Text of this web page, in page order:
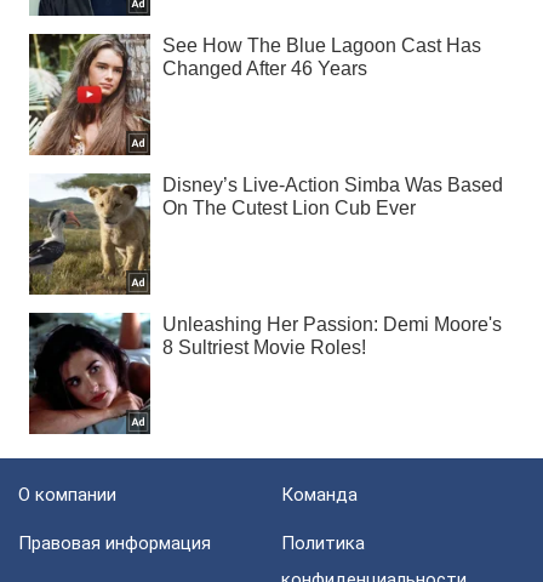
О компании Команда
Правовая информация
Политика